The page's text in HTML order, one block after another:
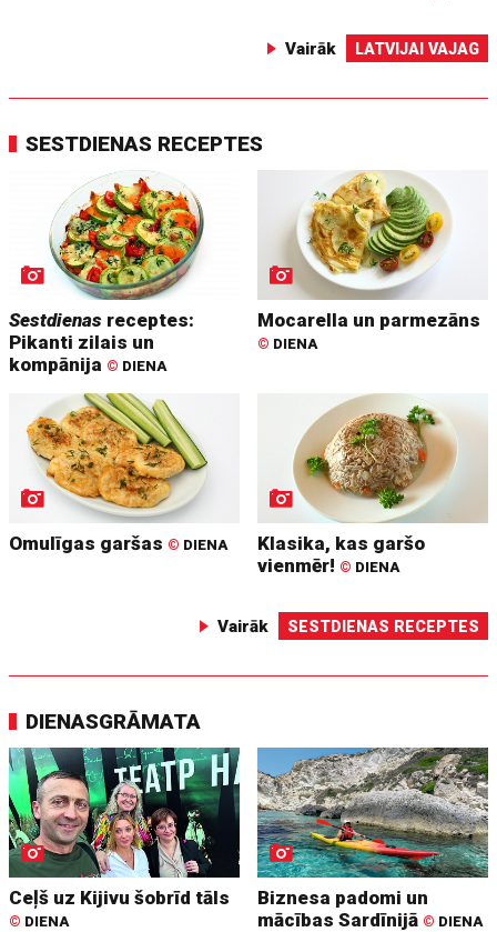
Vairāk LATVIJAI VAJAG
SESTDIENAS RECEPTES
Sestdienas receptes:
Pikanti zilais un
kompānija © DIENA
Mocarella un parmezāns
© DIENA
Omulīgas garšas © DIENA
Klasika, kas garšo
vienmēr! © DIENA
Vairāk SESTDIENAS RECEPTES
DIENASGRĀMATA
Ceļš uz Kijivu šobrīd tāls
© DIENA
Biznesa padomi un
mācības Sardīnijā © DIENA